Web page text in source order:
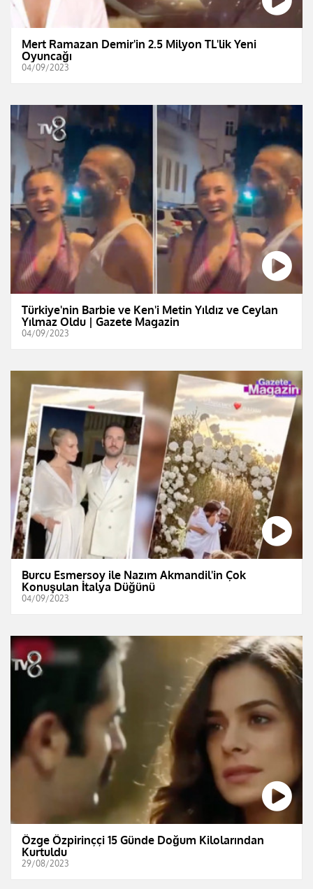
Mert Ramazan Demir'in 2.5 Milyon TL'lik Yeni
Oyuncağı
04/09/2023
Türkiye'nin Barbie ve Ken'i Metin Yıldız ve Ceylan
Yılmaz Oldu | Gazete Magazin
04/09/2023
Burcu Esmersoy ile Nazım Akmandil'in Çok
Konuşulan İtalya Düğünü
04/09/2023
Özge Özpirinççi 15 Günde Doğum Kilolarından
Kurtuldu
29/08/2023